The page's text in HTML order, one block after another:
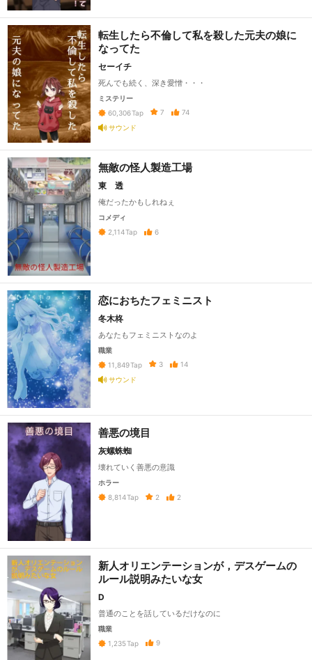
転生したら不倫して私を殺した元夫の娘に
なってた
セーイチ
死んでも続く、深き愛憎・・・
ミステリー
60,306Tap 7
74
サウンド
無敵の怪人製造工場
東 透
俺だったかもしれねぇ
コメディ
2,114Tap 6
恋におちたフェミニスト
冬木柊
あなたもフェミニストなのよ
職業
11,849Tap 3
14
サウンド
善悪の境目
灰螺蛛蜘
壊れていく善悪の意識
ホラー
8,814Tap 2 2
新人オリエンテーションが，デスゲームの
ルール説明みたいな女
D
普通のことを話しているだけなのに
職業
1,235Tap 9